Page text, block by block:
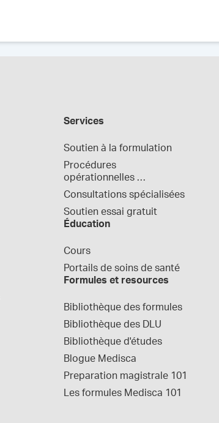
Services
Soutien à la formulation
Procédures
opérationnelles
normalisées
Consultations spécialisées
Soutien essai gratuit
Éducation
Cours
Portails de soins de santé
Formules et resources
Bibliothèque des formules
Bibliothèque des DLU
Bibliothèque d'études
Blogue Medisca
Preparation magistrale 101
Les formules Medisca 101